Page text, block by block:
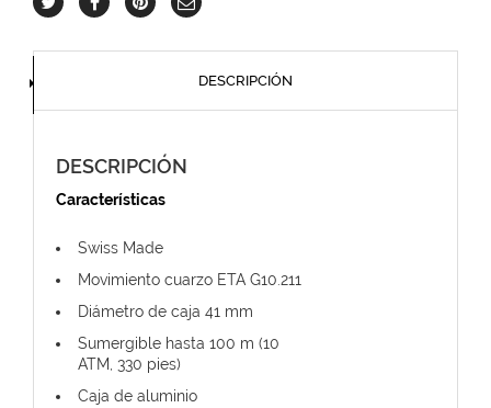
DESCRIPCIÓN
DESCRIPCIÓN
Características
Swiss Made
Movimiento cuarzo ETA G10.211
Diámetro de caja 41 mm
Sumergible hasta 100 m (10
ATM, 330 pies)
Caja de aluminio